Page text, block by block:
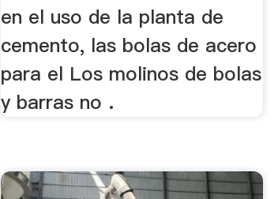
en el uso de la planta de
cemento, las bolas de acero
para el Los molinos de bolas
y barras no .